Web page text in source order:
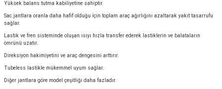
Yüksek balans tutma kabiliyetine sahiptir.
Sac jantlara oranla daha hafif olduğu için toplam araç ağırlığını azaltarak yakıt tasarrufu
sağlar.
Lastik ve fren sisteminde oluşan ısıyı hızla transfer ederek lastiklerin ve balataların
ömrünü uzatır.
Direksiyon hakimiyetini ve araç dengesini arttırır.
Tubeless lastikle mükemmel uyum sağlar.
Diğer jantlara göre model çeşitliği daha fazladır.